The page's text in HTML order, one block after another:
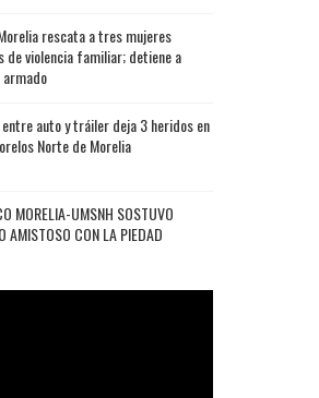
rescata a tres mujeres
de violencia familiar; detiene a
entre auto y tráiler deja 3 heridos en
Norte de Morelia
MORELIA-UMSNH SOSTUVO
AMISTOSO CON LA PIEDAD